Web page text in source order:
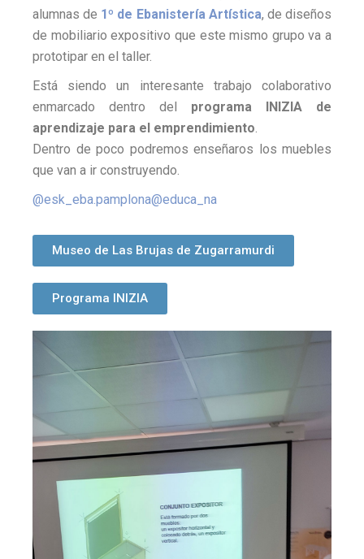
alumnas de 1º de Ebanistería Artística, de diseños
de mobiliario expositivo que este mismo grupo va a
prototipar en el taller.
Está siendo un interesante trabajo colaborativo
enmarcado dentro del programa INIZIA de
aprendizaje para el emprendimiento.
Dentro de poco podremos enseñaros los muebles
que van a ir construyendo.
@esk_eba.pamplona@educa_na
Museo de Las Brujas de Zugarramurdi
Programa INIZIA